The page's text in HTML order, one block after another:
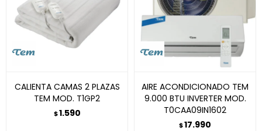
CALIENTA CAMAS 2 PLAZAS
TEM MOD. T1GP2
$1.590
AIRE ACONDICIONADO TEM
9.000 BTU INVERTER MOD.
T0CAA09IN1602
$17.990